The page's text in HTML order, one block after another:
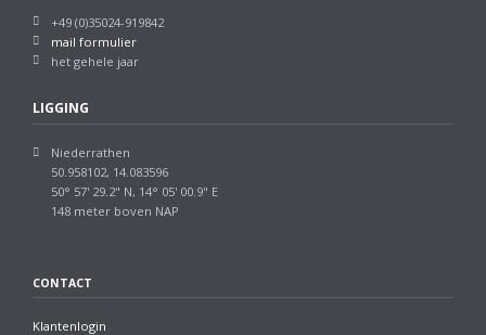
+49 (0)35024-919842
mail formulier
het gehele jaar
LIGGING
Niederrathen
50.958102, 14.083596
50° 57' 29.2" N, 14° 05' 00.9" E
148 meter boven NAP
CONTACT
Klantenlogin